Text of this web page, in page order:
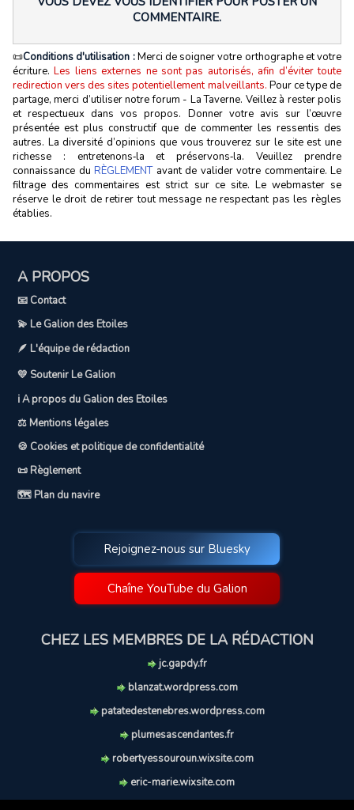
COMMENTAIRE.
📜Conditions d'utilisation :Merci de soigner votre orthographe et votre
écriture.Les liens externes ne sont pas autorisés, afin d’éviter toute
redirection vers des sites potentiellement malveillants. Pour ce type de
partage, merci d’utiliser notre forum - La Taverne. Veillez à rester polis
et respectueux dans vos propos. Donner votre avis sur l’œuvre
présentée est plus constructif que de commenter les ressentis des
autres. La diversité d’opinions que vous trouverez sur le site est une
richesse : entretenons‑la et préservons‑la. Veuillez prendre
connaissance du RÈGLEMENTavant de valider votre commentaire. Le
filtrage des commentaires est strict sur ce site. Le webmaster se
réserve le droit de retirer tout message ne respectant pas les règles
établies.
A PROPOS
📧 Contact
💫 Le Galion des Etoiles
🪶 L'équipe de rédaction
💛 Soutenir Le Galion
ℹ️ A propos du Galion des Etoiles
⚖️ Mentions légales
🍪 Cookies et politique de confidentialité
📜 Règlement
🗺️ Plan du navire
Rejoignez-nous sur Bluesky
Chaîne YouTube du Galion
CHEZ LES MEMBRES DE LA RÉDACTION
jc.gapdy.fr
blanzat.wordpress.com
patatedestenebres.wordpress.com
plumesascendantes.fr
robertyessouroun.wixsite.com
eric-marie.wixsite.com